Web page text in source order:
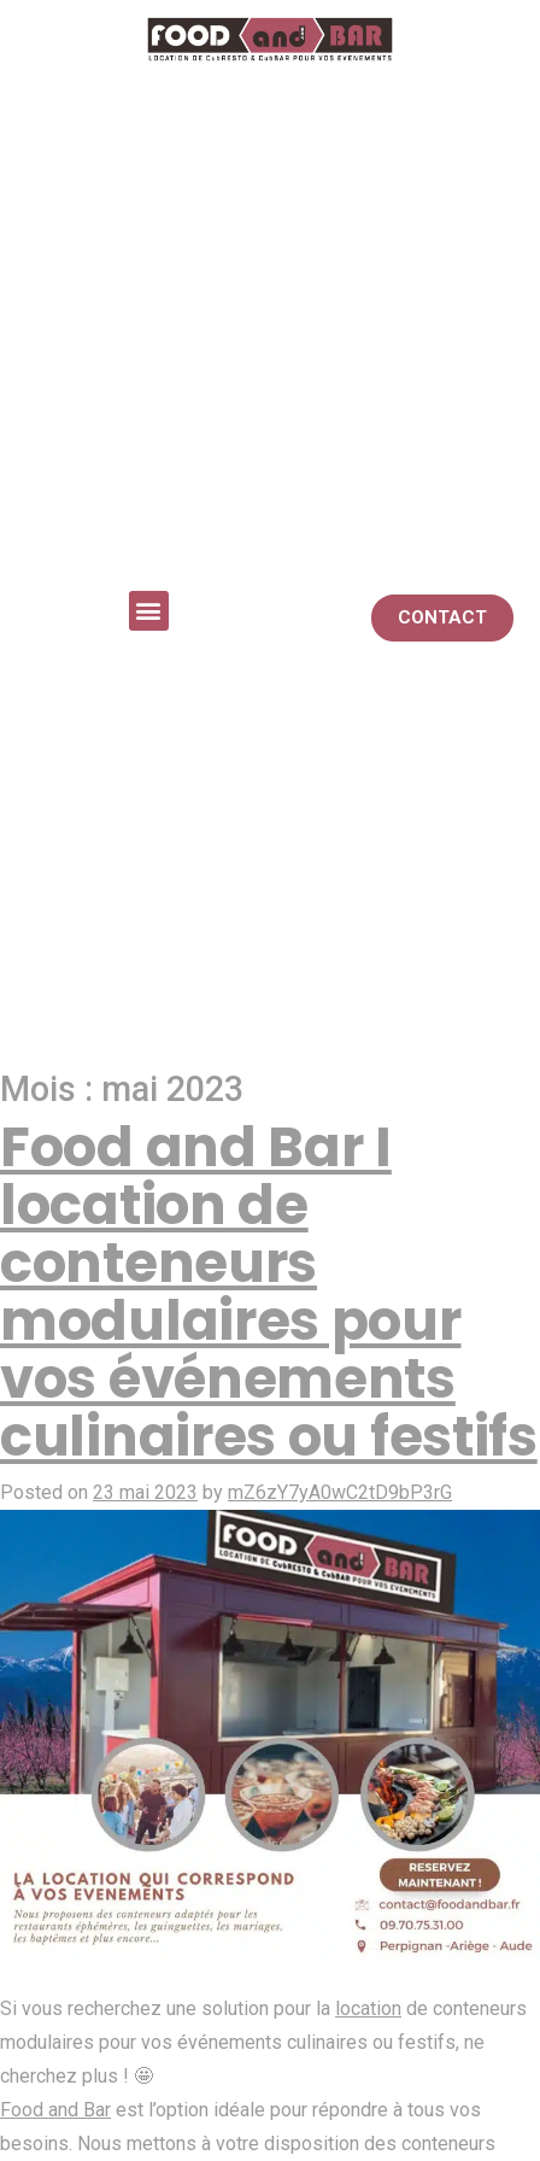
CONTACT
Mois : mai 2023
Food and Bar I
location de
conteneurs
modulaires pour
vos événements
culinaires ou festifs
Posted on 23 mai 2023 by mZ6zY7yA0wC2tD9bP3rG
Si vous recherchez une solution pour la location de conteneurs
modulaires pour vos événements culinaires ou festifs, ne
cherchez plus ! 🤩
Food and Bar est l’option idéale pour répondre à tous vos
besoins. Nous mettons à votre disposition des conteneurs